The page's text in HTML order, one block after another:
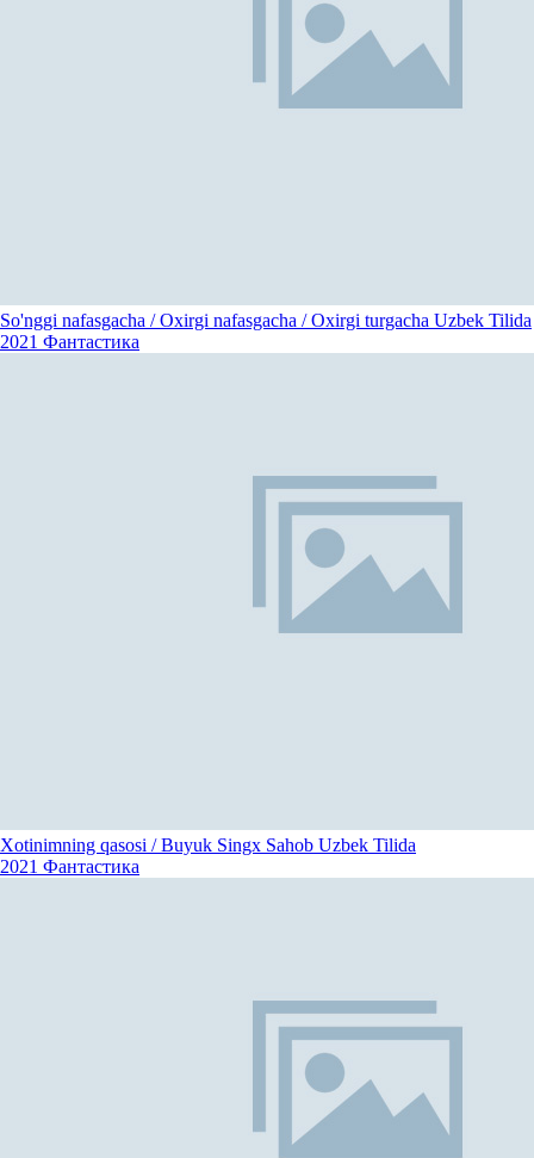
So'nggi nafasgacha / Oxirgi nafasgacha / Oxirgi turgacha Uzbek Tilida
2021 Фантастика
Xotinimning qasosi / Buyuk Singx Sahob Uzbek Tilida
2021 Фантастика